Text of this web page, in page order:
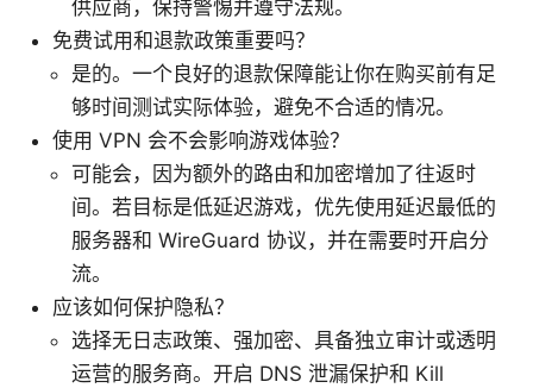
供应商，保持警惕并遵守法规。
免费试用和退款政策重要吗？
是的。一个良好的退款保障能让你在购买前有足
够时间测试实际体验，避免不合适的情况。
使用 VPN 会不会影响游戏体验？
可能会，因为额外的路由和加密增加了往返时
间。若目标是低延迟游戏，优先使用延迟最低的
服务器和 WireGuard 协议，并在需要时开启分
流。
应该如何保护隐私？
选择无日志政策、强加密、具备独立审计或透明
运营的服务商。开启 DNS 泄漏保护和 Kill